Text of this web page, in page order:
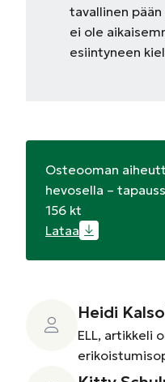
tavallinen
ei ole
esiintyneen
Osteooman
hevosella –
156 kt
Lataa
Heidi
ELL, artikkeli